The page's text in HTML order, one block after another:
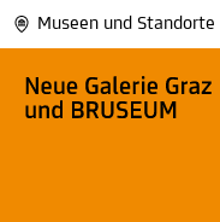
Museen und Standorte